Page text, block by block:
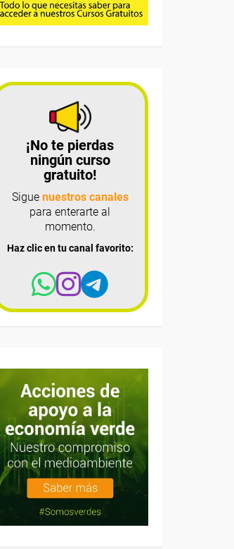
¡No te pierdas
ningún curso
gratuito!
Sigue nuestros canales
para enterarte al
momento.
Haz clic en tu canal favorito: